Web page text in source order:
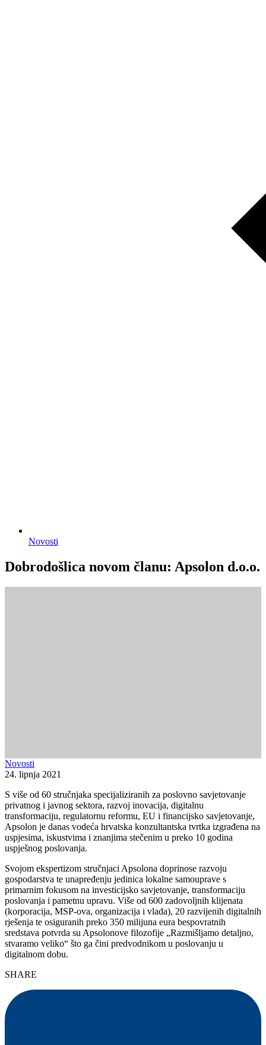
Novosti
Dobrodošlica novom članu: Apsolon d.o.o.
Novosti
24. lipnja 2021
S više od 60 stručnjaka specijaliziranih za poslovno savjetovanje
privatnog i javnog sektora, razvoj inovacija, digitalnu
transformaciju, regulatornu reformu, EU i financijsko savjetovanje,
Apsolon je danas vodeća hrvatska konzultantska tvrtka izgrađena na
uspjesima, iskustvima i znanjima stečenim u preko 10 godina
uspješnog poslovanja.
Svojom ekspertizom stručnjaci Apsolona doprinose razvoju
gospodarstva te unapređenju jedinica lokalne samouprave s
primarnim fokusom na investicijsko savjetovanje, transformaciju
poslovanja i pametnu upravu. Više od 600 zadovoljnih klijenata
(korporacija, MSP-ova, organizacija i vlada), 20 razvijenih digitalnih
rješenja te osiguranih preko 350 milijuna eura bespovratnih
sredstava potvrda su Apsolonove filozofije „Razmišljamo detaljno,
stvaramo veliko“ što ga čini predvodnikom u poslovanju u
digitalnom dobu.
SHARE